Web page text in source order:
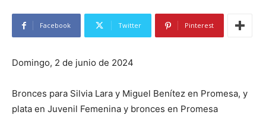
Facebook Twitter Pinterest
Domingo, 2 de junio de 2024
Bronces para Silvia Lara y Miguel Benítez en Promesa, y
plata en Juvenil Femenina y bronces en Promesa